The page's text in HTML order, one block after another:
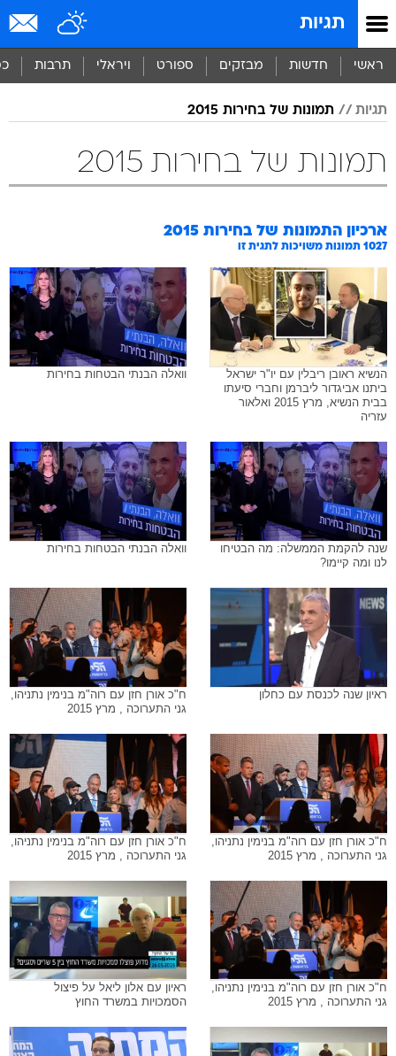
תגיות
ראשי חדשות מבזקים ספורט ויראלי תרבות
תגיות תמונות של בחירות 2015
תמונות של בחירות 2015
ארכיון התמונות של בחירות 2015
1027 תמונות משויכות לתגית זו
הנשיא ראובן ריבלין עם יו"ר ישראל
ביתנו אביגדור ליברמן וחברי סיעתו
בבית הנשיא, מרץ 2015 ואלאור
עזריה
וואלה הבנתי הבטחות בחירות
שנה להקמת הממשלה: מה הבטיחו
לנו ומה קיימו?
וואלה הבנתי הבטחות בחירות
ראיון שנה לכנסת עם כחלון
ח"כ אורן חזן עם רוה"מ בנימין נתניהו,
גני התערוכה , מרץ 2015
ח"כ אורן חזן עם רוה"מ בנימין נתניהו,
גני התערוכה , מרץ 2015
ח"כ אורן חזן עם רוה"מ בנימין נתניהו,
גני התערוכה , מרץ 2015
ח"כ אורן חזן עם רוה"מ בנימין נתניהו,
גני התערוכה , מרץ 2015
ראיון עם אלון ליאל על פיצול
הסמכויות במשרד החוץ